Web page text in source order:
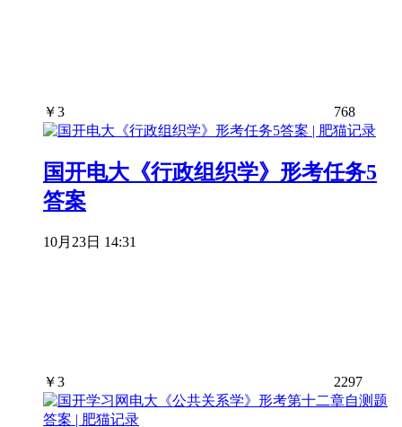
￥3 768
国开电大《行政组织学》形考任务5
答案
10月23日 14:31
￥3 2297